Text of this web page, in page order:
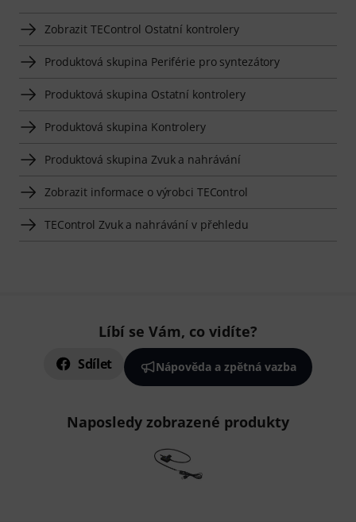
Zobrazit TEControl Ostatní kontrolery
Produktová skupina Periférie pro syntezátory
Produktová skupina Ostatní kontrolery
Produktová skupina Kontrolery
Produktová skupina Zvuk a nahrávání
Zobrazit informace o výrobci TEControl
TEControl Zvuk a nahrávání v přehledu
Líbí se Vám, co vidíte?
Sdílet Nápověda a zpětná vazba
Naposledy zobrazené produkty